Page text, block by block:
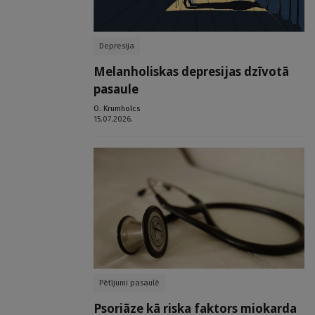
Depresija
Melanholiskas depresijas dzīvotā
pasaule
O. Krumholcs
15.07.2026.
Pētījumi pasaulē
Psoriāze kā riska faktors miokarda